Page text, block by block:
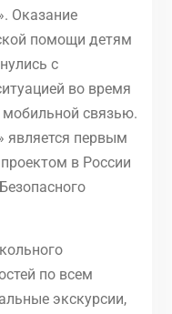
Оказание
помощи детям
с
во время
мобильной связью.
является первым
в России
по всем
экскурсии,